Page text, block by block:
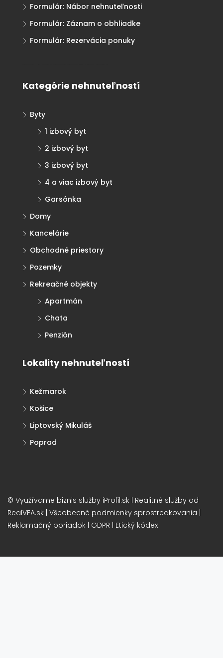
Formulár: Nábor nehnuteľnosti
Formulár: Záznam o obhliadke
Formulár: Rezervácia ponuky
Kategórie nehnuteľností
Byty
1 izbový byt
2 izbový byt
3 izbový byt
4 a viac izbový byt
Garsónka
Domy
Kancelárie
Obchodné priestory
Pozemky
Rekreačné objekty
Apartmán
Chata
Penzión
Lokality nehnuteľností
Kežmarok
Košice
Liptovský Mikuláš
Poprad
© Využívame biznis služby iProfil.sk | Realitné služby od
RealVEA.sk | Všeobecné podmienky sprostredkovania |
Reklamačný poriadok | GDPR | Etický kódex